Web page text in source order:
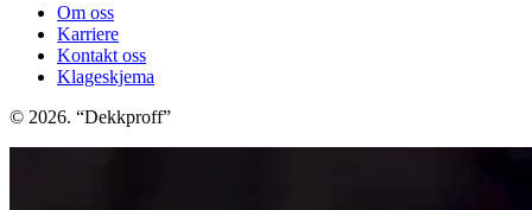
Om oss
Karriere
Kontakt oss
Klageskjema
© 2026. “Dekkproff”